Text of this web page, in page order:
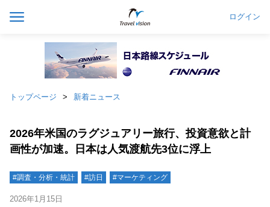
ログイン
トップページ 新着ニュース
2026年米国のラグジュアリー旅行、投資意欲と計
画性が加速。日本は人気渡航先3位に浮上
#調査・分析・統計 #訪日 #マーケティング
2026年1月15日